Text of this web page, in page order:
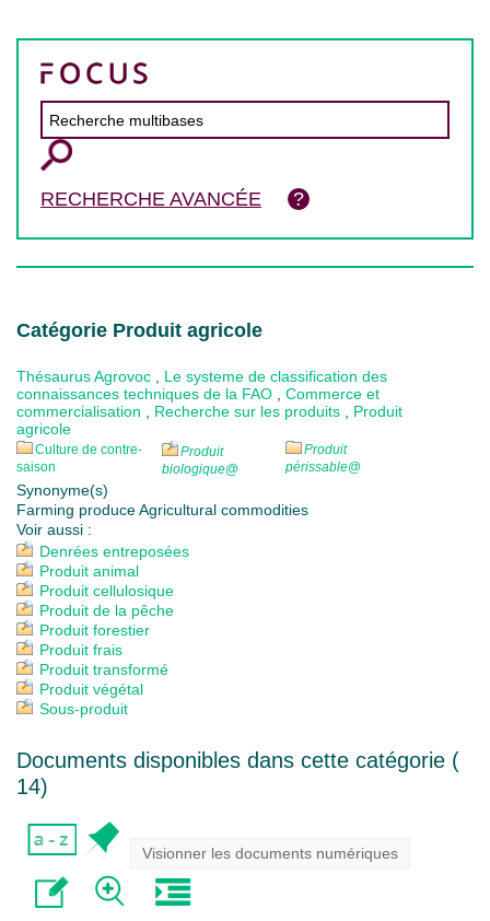
RECHERCHE AVANCÉE
Catégorie Produit agricole
Thésaurus Agrovoc
Le systeme de classification des
connaissances techniques de la FAO
Commerce et
commercialisation
Recherche sur les produits
Produit
agricole
Culture de contre-
saison
Produit
biologique@
Produit
périssable@
Synonyme(s)
Farming produce Agricultural commodities
Voir aussi :
Denrées entreposées
Produit animal
Produit cellulosique
Produit de la pêche
Produit forestier
Produit frais
Produit transformé
Produit végétal
Sous-produit
Documents disponibles dans cette catégorie (
14)
Visionner les documents numériques